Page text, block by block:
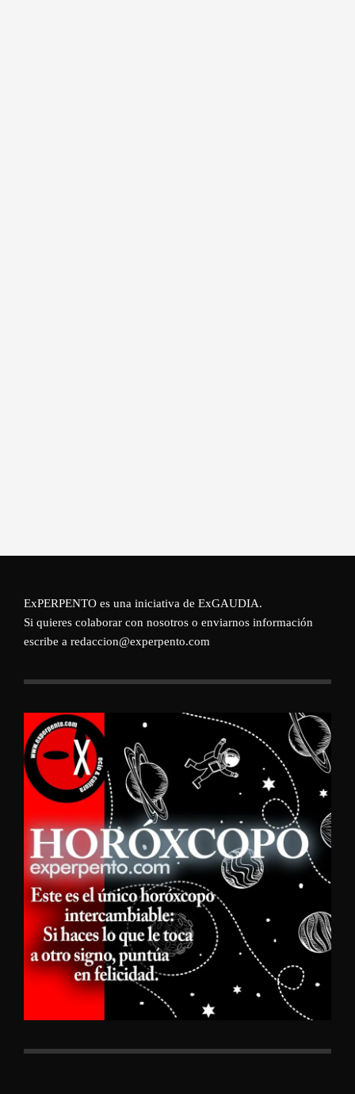
ExPERPENTO es una iniciativa de ExGAUDIA.
Si quieres colaborar con nosotros o enviarnos información
escribe a redaccion@experpento.com